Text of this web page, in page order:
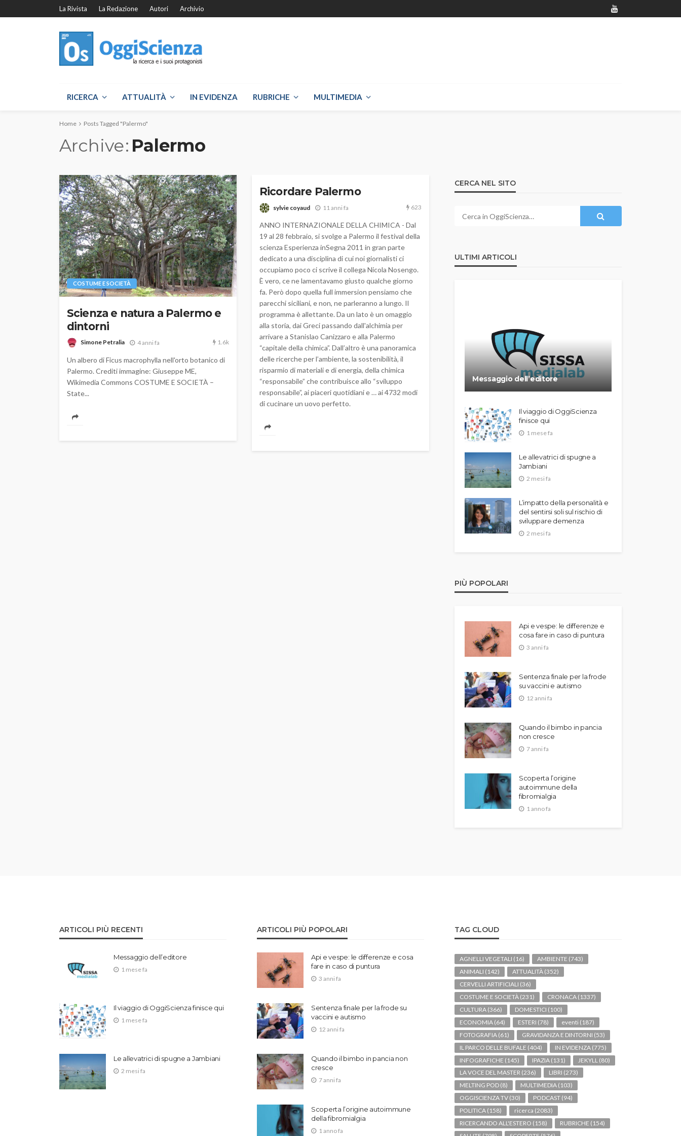
La Rivista La Redazione Autori Archivio
RICERCA ATTUALITÀ IN EVIDENZA RUBRICHE MULTIMEDIA
Home Posts Tagged "Palermo"
Archive Palermo
COSTUME E SOCIETÀ
Scienza e natura a Palermo e
dintorni
Simone Petralia 4 anni fa 1.6k
Un albero di Ficus macrophylla nell'orto botanico di
Palermo. Crediti immagine: Giuseppe ME,
Wikimedia Commons COSTUME E SOCIETÀ –
State...
Ricordare Palermo
sylvie coyaud 11 anni fa 623
ANNO INTERNAZIONALE DELLA CHIMICA - Dal
19 al 28 febbraio, si svolge a Palermo il festival della
scienza Esperienza inSegna 2011 in gran parte
dedicato a una disciplina di cui noi giornalisti ci
occupiamo poco ci scrive il collega Nicola Nosengo.
È vero, ce ne lamentavamo giusto qualche giorno
fa. Però dopo quella full immersion pensiamo che
parecchi siciliani, e non, ne parleranno a lungo. Il
programma è allettante. Da un lato è un omaggio
alla storia, dai Greci passando dall'alchimia per
arrivare a Stanislao Canizzaro e alla Palermo
“capitale della chimica”. Dall’altro è una panoramica
delle ricerche per l’ambiente, la sostenibilità, il
risparmio di materiali e di energia, della chimica
“responsabile” che contribuisce allo “sviluppo
responsabile”, ai piaceri quotidiani e … ai 4732 modi
di cucinare un uovo perfetto.
CERCA NEL SITO
ULTIMI ARTICOLI
Messaggio dell’editore
Il viaggio di OggiScienza
finisce qui
1 mese fa
Le allevatrici di spugne a
Jambiani
2 mesi fa
L’impatto della personalità e
del sentirsi soli sul rischio di
sviluppare demenza
2 mesi fa
PIÙ POPOLARI
Api e vespe: le differenze e
cosa fare in caso di puntura
3 anni fa
Sentenza finale per la frode
su vaccini e autismo
12 anni fa
Quando il bimbo in pancia
non cresce
7 anni fa
Scoperta l’origine
autoimmune della
fibromialgia
1 anno fa
ARTICOLI PIÙ RECENTI
Messaggio dell’editore
1 mese fa
Il viaggio di OggiScienza finisce qui
1 mese fa
Le allevatrici di spugne a Jambiani
2 mesi fa
ARTICOLI PIÙ POPOLARI
Api e vespe: le differenze e cosa
fare in caso di puntura
3 anni fa
Sentenza finale per la frode su
vaccini e autismo
12 anni fa
Quando il bimbo in pancia non
cresce
7 anni fa
Scoperta l’origine autoimmune
della fibromialgia
1 anno fa
TAG CLOUD
AGNELLI VEGETALI (16) AMBIENTE (743)
ANIMALI (142) ATTUALITÀ (352)
CERVELLI ARTIFICIALI (36)
COSTUME E SOCIETÀ (231) CRONACA (1337)
CULTURA (366) DOMESTICI (100)
ECONOMIA (64) ESTERI (78) eventi (187)
FOTOGRAFIA (61) GRAVIDANZA E DINTORNI (53)
IL PARCO DELLE BUFALE (404) IN EVIDENZA (775)
INFOGRAFICHE (145) IPAZIA (131) JEKYLL (80)
LA VOCE DEL MASTER (236) LIBRI (273)
MELTING POD (8) MULTIMEDIA (103)
OGGISCIENZA TV (30) PODCAST (94)
POLITICA (158) ricerca (2083)
RICERCANDO ALL'ESTERO (158) RUBRICHE (154)